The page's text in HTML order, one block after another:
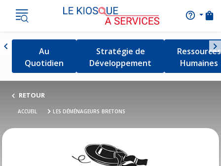
help_outline AIDE
shopping_bag
chevron_left
Naviguer vers la gauche
Détail de la catégorie
Au
Quotidien
Détail de la catégorie
Stratégie de
Développement
Détail de
Ressources
Humaines
chevron_right
RETOUR
ACCUEIL LES DÉMÉNAGEURS BRETONS